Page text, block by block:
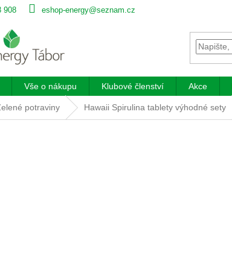
908 eshop-energy@seznam.cz
Vše o nákupu Klubové členství Akce
potraviny Hawaii Spirulina tablety výhodné sety